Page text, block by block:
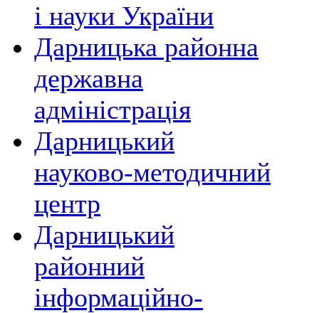
і науки України
Дарницька районна
державна
адміністрація
Дарницький
науково-методичний
центр
Дарницький
районний
інформаційно-